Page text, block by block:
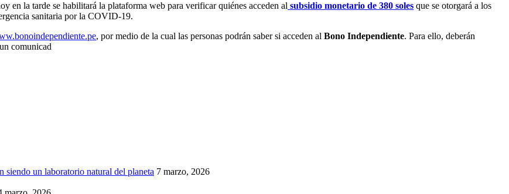
en la tarde se habilitará la plataforma web para verificar quiénes acceden al subsidio monetario de 380 soles que se otorgará a los
sanitaria por la COVID-19.
, por medio de la cual las personas podrán saber si acceden al Bono Independiente. Para ello, deberán
comunicad
siendo un laboratorio natural del planeta 7 marzo, 2026